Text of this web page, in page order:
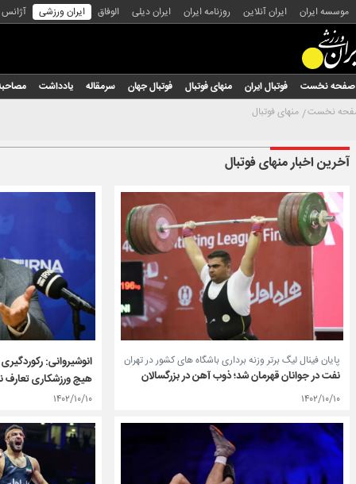
موسسه ایران ایران آنلاین روزنامه ایران ایران دیلی الوفاق ایران ورزشی
صفحه نخست فوتبال ایران منهای فوتبال فوتبال جهان سرمقاله یادداشت
نخست منهای فوتبال
آخرین اخبار منهای فوتبال
پایان فینال لیگ برتر وزنه برداری باشگاه های کشور در تهران
نفت در جوانان قهرمان شد؛ ذوب آهن در بزرگسالان
۱۴۰۲/۱۰/۱۰
انوشیروانی:
هیچ ورزشکاری تعارف
۱۴۰۲/۱۰/۱۰